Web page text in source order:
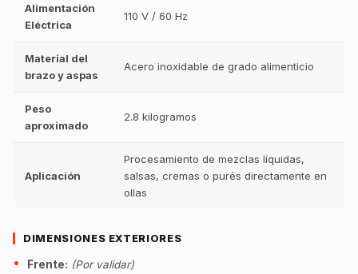
Alimentación
Eléctrica
110 V / 60 Hz
Material del
brazo y aspas
Acero inoxidable de grado alimenticio
Peso
aproximado
2.8 kilogramos
Aplicación
Procesamiento de mezclas líquidas,
salsas, cremas o purés directamente en
ollas
DIMENSIONES EXTERIORES
Frente: (Por validar)